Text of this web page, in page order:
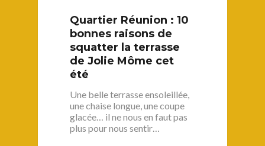
Quartier Réunion : 10
bonnes raisons de
squatter la terrasse
de Jolie Môme cet
été
Une belle terrasse ensoleillée,
une chaise longue, une coupe
glacée… il ne nous en faut pas
plus pour nous sentir…